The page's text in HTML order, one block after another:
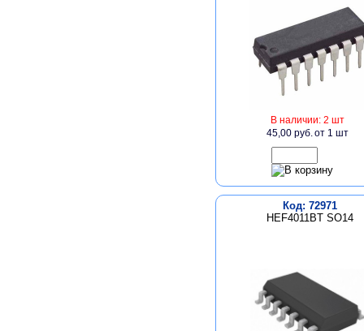
В наличии: 2 шт
45,00 руб.от 1 шт
Код: 72971
HEF4011BT SO14